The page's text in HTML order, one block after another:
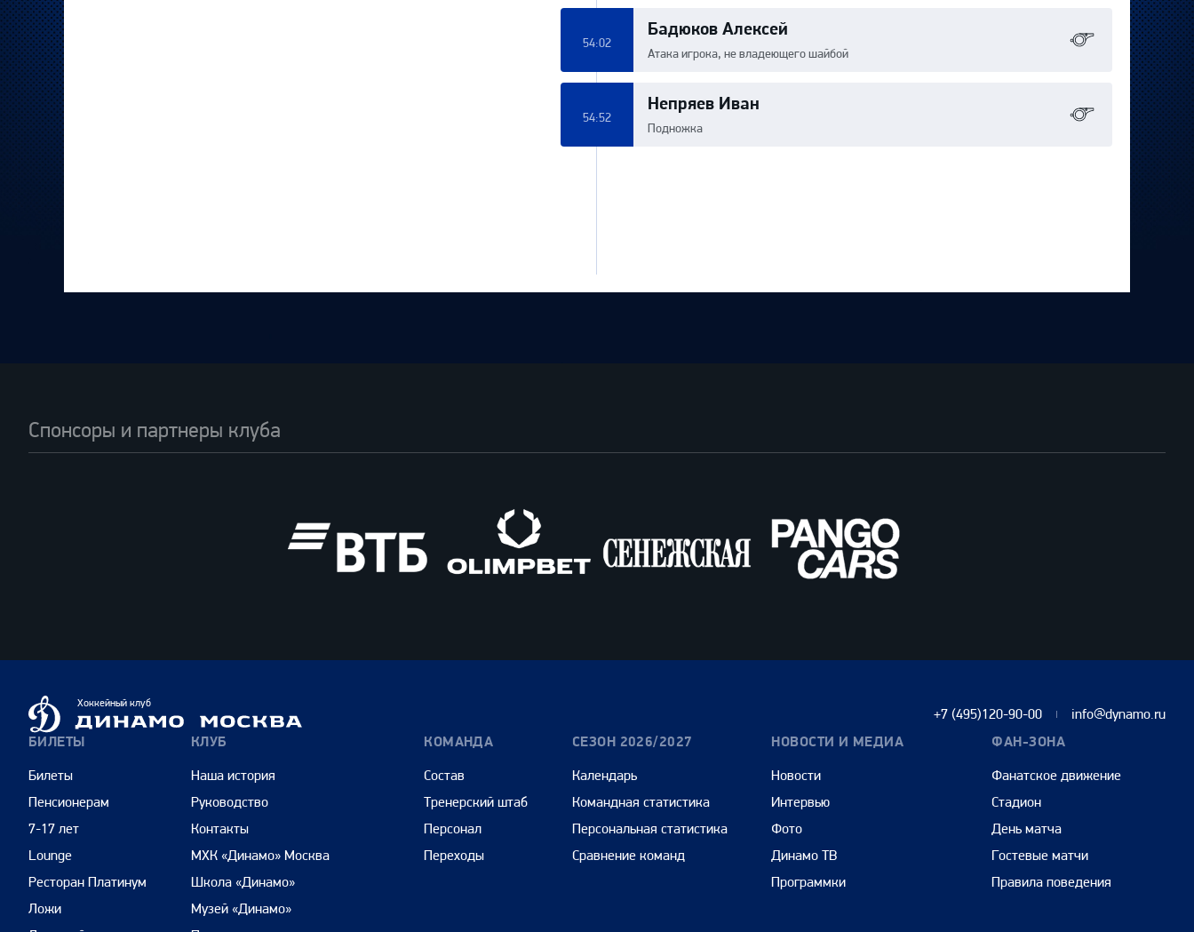
Бадюков Алексей
Атака игрока, не владеющего шайбой
54:02
Непряев Иван
Подножка
54:52
Спонсоры и партнеры клуба
Динамо
Москва
Хоккейный клуб
+7 (495)120-90-00 info@dynamo.ru
БИЛЕТЫ
Билеты
Пенсионерам
7-17 лет
Lounge
Ресторан Платинум
Ложи
КЛУБ
Наша история
Руководство
Контакты
МХК «Динамо» Москва
Школа «Динамо»
Музей «Динамо»
КОМАНДА
Состав
Тренерский штаб
Персонал
Переходы
СЕЗОН 2026/2027
Календарь
Командная статистика
Персональная статистика
Сравнение команд
НОВОСТИ И МЕДИА
Новости
Интервью
Фото
Динамо ТВ
Программки
ФАН-ЗОНА
Фанатское движение
Стадион
День матча
Гостевые матчи
Правила поведения